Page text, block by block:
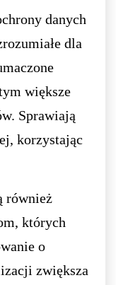
danych
dla
większe
Sprawiają
korzystając
również
których
o
zwiększa